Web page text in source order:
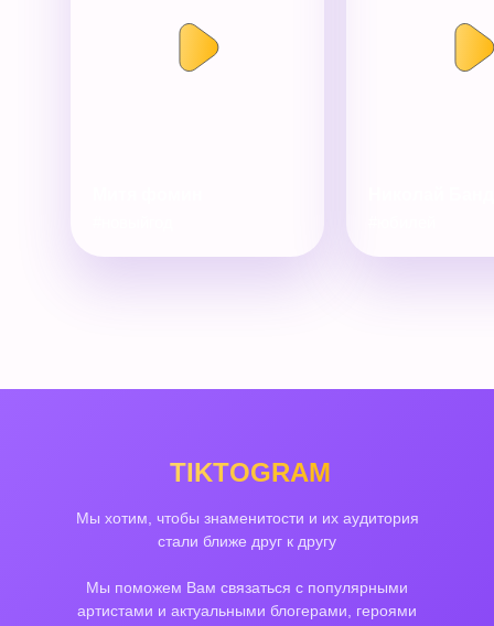
Мы хотим, чтобы знаменитости и их аудитория
стали ближе друг к другу
Мы поможем Вам связаться с популярными
артистами и актуальными блогерами, героями
TIKTOGRAM